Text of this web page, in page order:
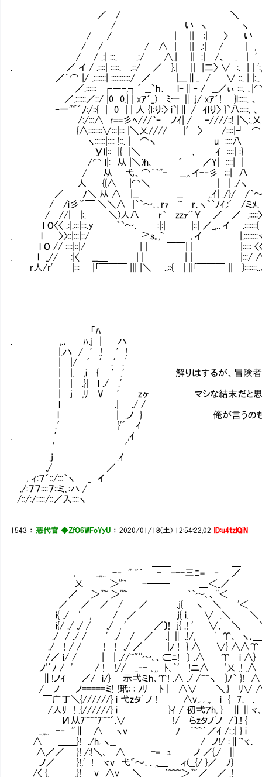
／ / ＼
/ い ヽ ヽ
/ / | || :| 〉 い
/ / / ∧ | || .:| / | ,
/ / .:| :::. .:/ ∧.| || :| /、 . | '
. ／ イ / .::::| :::::. .::/ ／ }.| || |二〉 ∨ :. | |
／´⌒ |/ .:::::::| :::::::::::/ ／ |___∥_ / ∨ ::. | |:..
／.:::::: ┌―‐,┐´ __`ｈ､ lｰ∥‐ / __／ぃ :::. ､|⌒
／.::::::／::/ |0 0.| | xｱ´_)㍉ﾐー ∥ j/ xｱ´!㍉ }l:::::. 、
ｰ一''"´ﾉ:/::{ | 0 | | 人 {ｌ:り:〉 i`|∥ / ｲlり〉 }`八:::::. 、
/:/:::∧ r==彡ﾍ///`ｰ ノｲ| / ｰ////::! |＼:.乂
{∧::::::::∨:::|::: |＼乂//// |′ 〉 /::::|┘ ⌒
ヽ::::::|:::: !::. | ⌒ヽ u ::::八 えぇい、あ
Уl|:: |{ |＼ ､ ｲ ::::| :}
/⌒ l|: 从 |＼)h､ ´ ／Y|
/ 从 弋、⌒｀`''ｰ __,､イ-‐彡 :::| 八
人 {{∧ |⌒＼ | | ./ヽ
／￣ ﾉ＼ 从 ∧ |__ __ ,.ｲ| ./}/ /`～
/ /i彡'´￣ ＼＼∧ |｀`～､､rｧ㌢~㍉r､ヽ`｀ﾉｲ,:′ /ミﾒ､
/ //| |:. ＼)人八 r`㍉zzｧ'´Ｙ ／ ／ .:::::〉
l O〈〈 .:|.:::|:::.y ｀`～､ :|:| |::| ／_,.､イ
. l 〉〉::|:::|::/ ≧s｡,~ ､イ￣ |.::::::::ヾ
l O // ::::|::|/ | | ￣￣| | |::::: 〈〈
. l _// :|〈 __＿ | | | | |:::/
r人/r' |::: |｢￣￣￣ ||| |＼ ..::{ | ||｢￣￣￣ ||
「ﾊ
. ,.､ ﾊ.j | ハ
|.ハ / ′.! ′!
| |/ ′ ′ .′.'
| |. ,i { ′.' 解りはするが、冒険者やってて
| | .}| l ./ .'
| j ,ﾘ V ′ zヶ マシな結末だと思
l .| ./ /
l | .ノ } 俺が言うのも何だ
.′ }'´ ｲ
. ′ ,ｲ
′ ′
.j .ｲ
./＿ ／
, ィ:７´::/:::｀ヽ _ イ
./:７７::::７::ミ､:ハ /
/::/:/:::::/::／入::::ヽ
1543 ：悪代官 ◆ZfO6WFoYyU ：2020/01/18(土) 12:54:22.02 ID:u4tzlQiN
､＿＿_,,.. -‐ '' "´ -─‐--三ﾆ=─‐ ／
乂 ＞''~ -──‐ ＿＜_／
／ ＞''~ ＞''~ ｀`～､、''＜
／ ／ ／ / ／ .j{ ヽ ＼ '＜
i{ ./ ' , / ／ j{ i. ∨ .＼ ＼
i{/ ./ ./ / ./ , ' ／〕! j{ .! ' ∨､ ＼
./ / ./ / ' ./ / ／ .| ∥ .!/, ' Υ､ ヽ､＿
./ ! / / ! ! ./ ／ |ﾉ ! } ∧ ∨} ∧∧Υ
/／ i/ / | | .//~"''～､、⊂ﾆ! 〕 .∧ Υ i ∧}
ノ'´ﾉ / ' / ! !//＿_‐- ､,, ﾄ､｀' !ニ∧ '乂 .! .∧
∥!ノｲ ／/ i/} Ⅳ示弌ミｈ､Υ! .∧ ./ /~~ヽ }ﾉ｀ }! ∧
/￣ノ ノ=====ミ! !玳: : ﾉﾘ Ⅵﾄ | ∧∨──＼,} ﾘ∨
￣广丁＼{//////} i 弋zタ' ノ ! ∧v,｡｡,, i { 7､ ､
/人ﾘ ! .{//////} i ￣ }ｲ / 仞弌ｱh, } ∥∥ヾ､
И从7~~~7~~´.∨ !/ らzタノ'ノ /〕.! {
_,,.. -‐ ''∥ ∧ ヽv ﾉ ｀~~´／ｲ /:.:| } i 解っち
∧ ＿＿}! ./h｡ヽ__ / ノ!/ :∥~ヾ､
∧／／￣ }! /:!＼､ ∧ -= ｭ ノ ／{./ ∥ まあ
ノ／ }!,' ! ヾv 弋"～､、,,＿ ィ(__{/ }／ ﾉ}
/〈 {. .}! v ∧v ＼ ｀~~~＞''"／＿／ .!